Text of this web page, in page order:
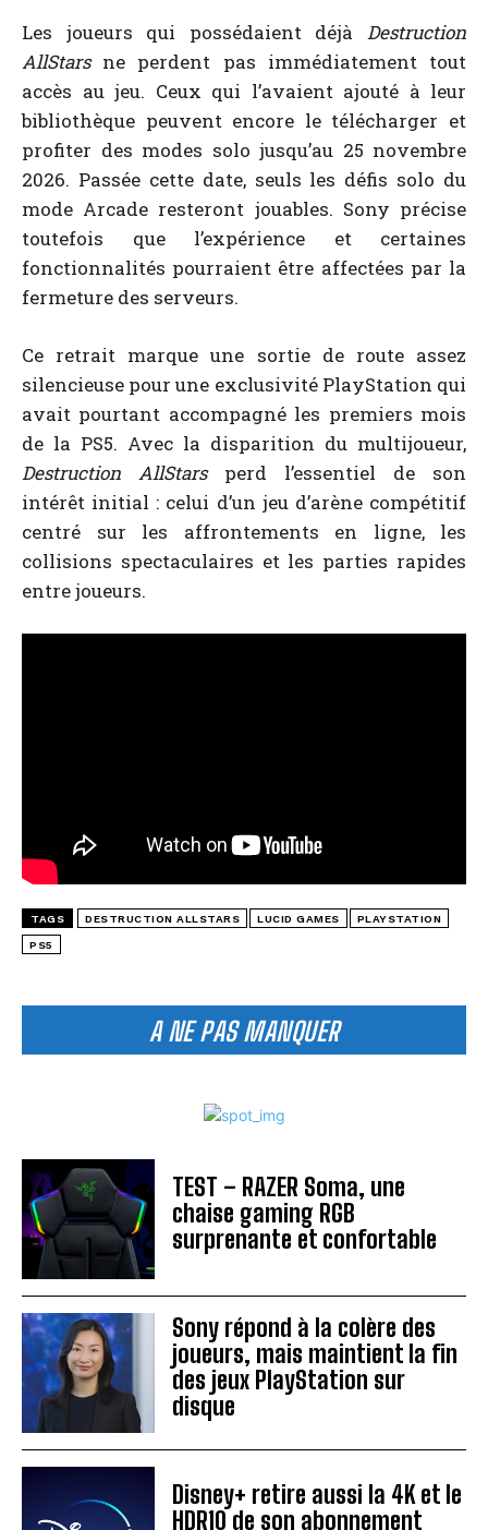
A NE PAS MANQUER
TEST – RAZER Soma, une
chaise gaming RGB
surprenante et confortable
Sony répond à la colère des
joueurs, mais maintient la fin
des jeux PlayStation sur
disque
Disney+ retire aussi la 4K et le
HDR10 de son abonnement
Les joueurs qui possédaient déjà Destruction
AllStarsne perdent pas immédiatement tout
accès au jeu. Ceux qui l’avaient ajouté à leur
bibliothèque peuvent encore le télécharger et
profiter des modes solo jusqu’au 25 novembre
2026. Passée cette date, seuls les défis solo du
mode Arcade resteront jouables. Sony précise
toutefois que l’expérience et certaines
fonctionnalités pourraient être affectées par la
fermeture des serveurs.
Ce retrait marque une sortie de route assez
silencieuse pour une exclusivité PlayStation qui
avait pourtant accompagné les premiers mois
de la PS5. Avec la disparition du multijoueur,
Destruction AllStarsperd l’essentiel de son
intérêt initial : celui d’un jeu d’arène compétitif
centré sur les affrontements en ligne, les
collisions spectaculaires et les parties rapides
entre joueurs.
TAGS DESTRUCTION ALLSTARS LUCID GAMES PLAYSTATION
PS5